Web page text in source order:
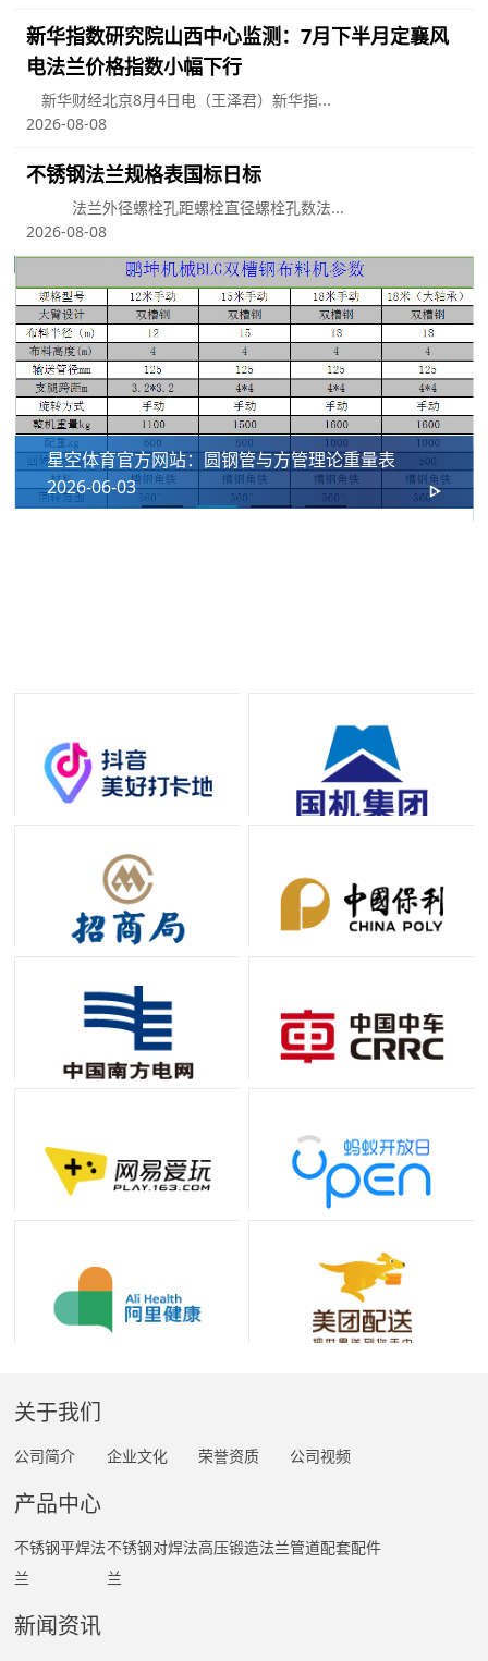
新华指数研究院山西中心监测：7月下半月定襄风
电法兰价格指数小幅下行
新华财经北京8月4日电（王泽君）新华指...
2026-08-08
不锈钢法兰规格表国标日标
法兰外径螺栓孔距螺栓直径螺栓孔数法...
2026-08-08
星空体育官方网站：圆钢管与方管理论重量表
2026-06-03
关于我们
公司简介 企业文化 荣誉资质 公司视频
产品中心
不锈钢平焊法
兰
不锈钢对焊法
兰
高压锻造法兰管道配套配件
新闻资讯